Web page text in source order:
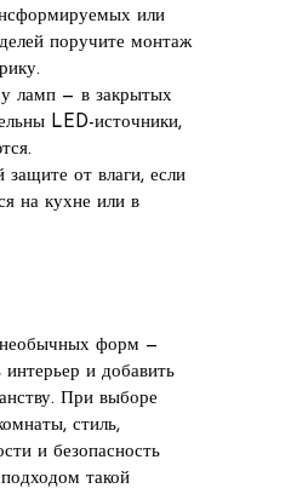
или
поручите монтаж
ламп — в закрытых
LED-источники,
от влаги, если
на кухне или в
необычных форм —
и добавить
При выборе
стиль,
и безопасность
такой